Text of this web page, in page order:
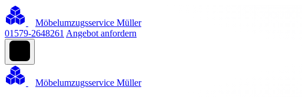
Möbelumzugsservice Müller
01579-2648261 Angebot anfordern
Möbelumzugsservice Müller